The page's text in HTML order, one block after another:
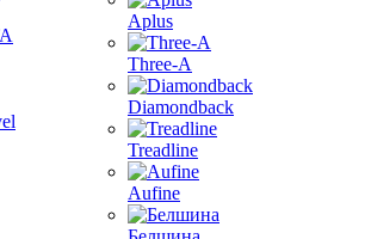
Aplus
Three-A
Diamondback
Treadline
Aufine